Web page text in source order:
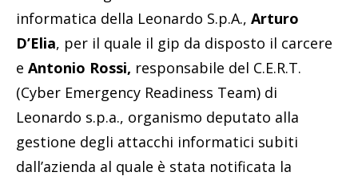
informatica della Leonardo S.p.A., Arturo
D’Elia, per il quale il gip da disposto il carcere
e Antonio Rossi, responsabile del C.E.R.T.
(Cyber Emergency Readiness Team) di
Leonardo s.p.a., organismo deputato alla
gestione degli attacchi informatici subiti
dall’azienda al quale è stata notificata la